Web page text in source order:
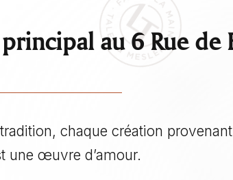
au 6 Rue de
chaque création
une œuvre d’amour.